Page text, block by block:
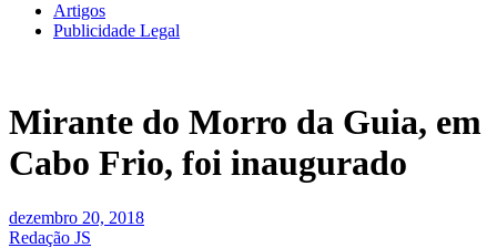
Artigos
Publicidade Legal
Mirante do Morro da Guia, em
Cabo Frio, foi inaugurado
dezembro 20, 2018
Redação JS